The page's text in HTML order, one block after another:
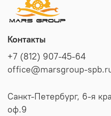
Контакты
+7 (812) 907-45-64
office@marsgroup-
Санкт-Петербург, 6-я
оф.9